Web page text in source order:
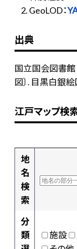
GeoLOD：
出典
国立国会図書館
図〕. 目黒白銀絵
江戸マップ検
地
名
検
索
分
類
施設